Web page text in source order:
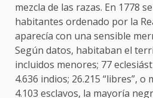
mezcla de las razas. En 1778
habitantes ordenado por la
aparecía con una sensible
Según datos, habitaban el
incluidos menores; 77
4.636 indios; 26.215 “libres”,
4.103 esclavos, la mayoría